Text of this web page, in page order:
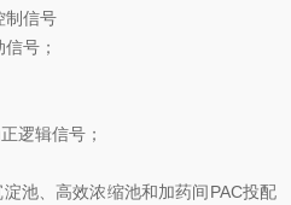
制信号
信号；
逻辑信号；
池、高效浓缩池和加药间PAC投配